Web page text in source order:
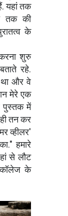
यहां तक
तक की
के
शुरु
रहे.
था और वे
मेरे एक
पुस्तक में
तन कर
व्हीलर'
हमारे
से लौट
कॉलेज के